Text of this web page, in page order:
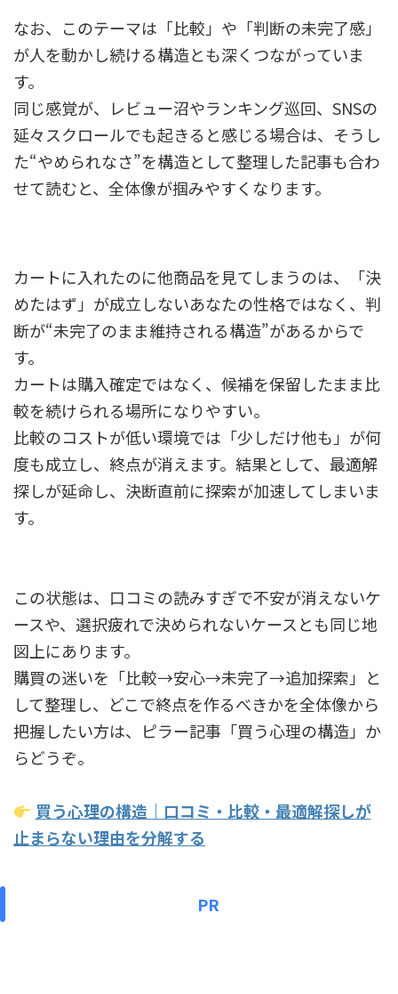
なお、このテーマは「比較」や「判断の未完了感」
が人を動かし続ける構造とも深くつながっていま
す。
同じ感覚が、レビュー沼やランキング巡回、SNSの
延々スクロールでも起きると感じる場合は、そうし
た“やめられなさ”を構造として整理した記事も合わ
せて読むと、全体像が掴みやすくなります。
カートに入れたのに他商品を見てしまうのは、「決
めたはず」が成立しないあなたの性格ではなく、判
断が“未完了のまま維持される構造”があるからで
す。
カートは購入確定ではなく、候補を保留したまま比
較を続けられる場所になりやすい。
比較のコストが低い環境では「少しだけ他も」が何
度も成立し、終点が消えます。結果として、最適解
探しが延命し、決断直前に探索が加速してしまいま
す。
この状態は、口コミの読みすぎで不安が消えないケ
ースや、選択疲れで決められないケースとも同じ地
図上にあります。
購買の迷いを「比較→安心→未完了→追加探索」と
して整理し、どこで終点を作るべきかを全体像から
把握したい方は、ピラー記事「買う心理の構造」か
らどうぞ。
買う心理の構造｜口コミ・比較・最適解探しが
止まらない理由を分解する
PR